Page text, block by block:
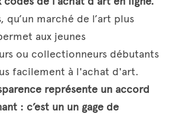
qu’un marché de l’art plus
aux jeunes
ou collectionneurs débutants
facilement à l'achat d'art.
représente un accord
: c’est un un gage de